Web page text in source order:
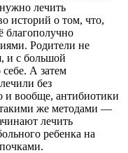
лечить
историй о том, что,
благополучно
Родители не
и с большой
А затем
без
и вообще, антибиотики
же методами —
лечить
ребенка на